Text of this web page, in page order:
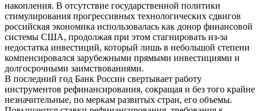
накопления. В отсутствие государственной политики
стимулирования прогрессивных технологических сдвигов
российская экономика использовалась как донор финансовой
системы США, продолжая при этом стагнировать из-за
недостатка инвестиций, который лишь в небольшой степени
компенсировался зарубежными прямыми инвестициями и
долгосрочными заимствованиями.
В последний год Банк России свертывает работу
инструментов рефинансирования, сокращая и без того крайне
незначительные, по меркам развитых стран, его объемы.